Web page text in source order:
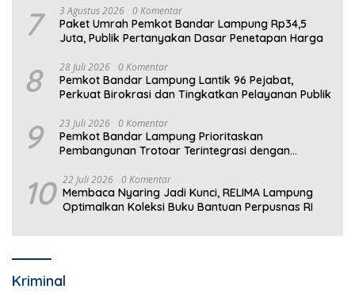
7 3 Agustus 2026 0 Komentar
Paket Umrah Pemkot Bandar Lampung Rp34,5
Juta, Publik Pertanyakan Dasar Penetapan Harga
8 28 Juli 2026 0 Komentar
Pemkot Bandar Lampung Lantik 96 Pejabat,
Perkuat Birokrasi dan Tingkatkan Pelayanan Publik
9 23 Juli 2026 0 Komentar
Pemkot Bandar Lampung Prioritaskan
Pembangunan Trotoar Terintegrasi dengan
10 22 Juli 2026 0 Komentar
Membaca Nyaring Jadi Kunci, RELIMA Lampung
Optimalkan Koleksi Buku Bantuan Perpusnas RI
Kriminal